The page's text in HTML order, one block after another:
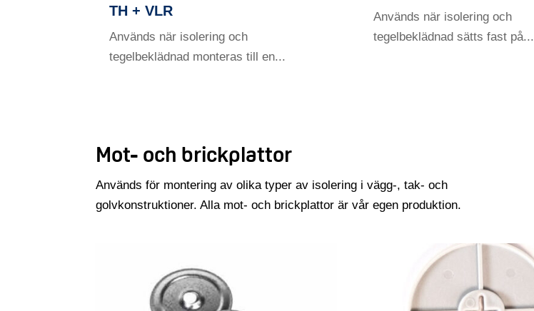
TH + VLR
Används när isolering och
tegelbeklädnad monteras till en...
Används när isolering och
tegelbeklädnad sätts fast på...
Mot- och brickplattor
Används för montering av olika typer av isolering i vägg-, tak- och
golvkonstruktioner. Alla mot- och brickplattor är vår egen produktion.